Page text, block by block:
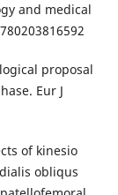
and medical
proposal
Eur J
of kinesio
obliqus